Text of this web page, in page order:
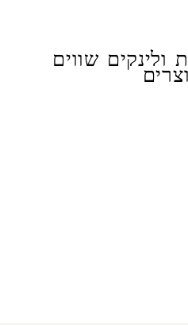
ולינקים שווים